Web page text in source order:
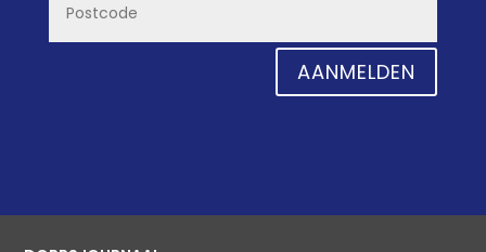
AANMELDEN